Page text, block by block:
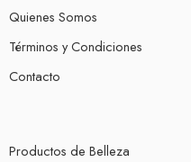
Quienes Somos
Términos y Condiciones
Contacto
Productos de Belleza